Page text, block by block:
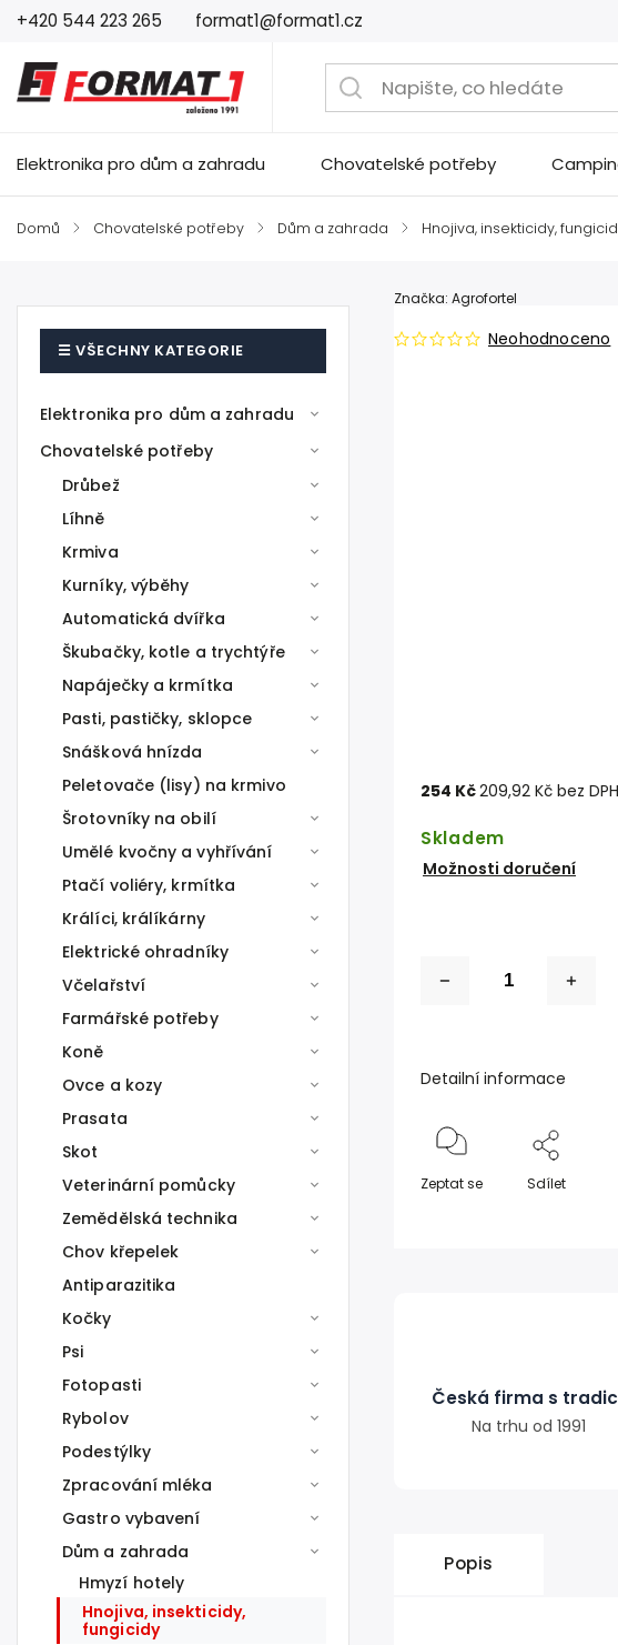
+420 544 223 265 format1@format1.cz
Elektronika pro dům a zahradu Chovatelské potřeby
Domů / Chovatelské potřeby / Dům a zahrada / Hnojiva, insekticidy,
Elektronika pro dům a zahradu
Chovatelské potřeby
Drůbež
Líhně
Krmiva
Kurníky, výběhy
Automatická dvířka
Škubačky, kotle a trychtýře
Napáječky a krmítka
Pasti, pastičky, sklopce
Snášková hnízda
Peletovače (lisy) na krmivo
Šrotovníky na obilí
Umělé kvočny a vyhřívání
Ptačí voliéry, krmítka
Králíci, králíkárny
Elektrické ohradníky
Včelařství
Farmářské potřeby
Koně
Ovce a kozy
Prasata
Skot
Veterinární pomůcky
Zemědělská technika
Chov křepelek
Antiparazitika
Kočky
Psi
Fotopasti
Rybolov
Podestýlky
Zpracování mléka
Gastro vybavení
Dům a zahrada
Hmyzí hotely
Hnojiva, insekticidy,
fungicidy
Neohodnoceno
Značka: Agrofortel
254 Kč209,92 Kč bez DPH
Skladem
Možnosti doručení
Detailní informace
Zeptat se Sdílet
Česká firma s
Na trhu od 1991
Popis